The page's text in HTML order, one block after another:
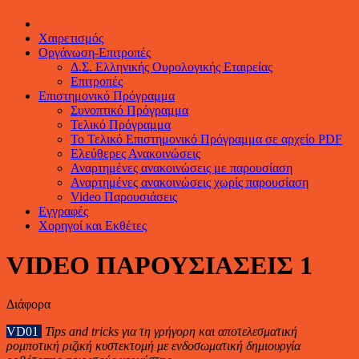
Χαιρετισμός
Οργάνωση-Επιτροπές
Δ.Σ. Ελληνικής Ουρολογικής Εταιρείας
Επιτροπές
Επιστημονικό Πρόγραμμα
Συνοπτικό Πρόγραμμα
Τελικό Πρόγραμμα
Το Τελικό Επιστημονικό Πρόγραμμα σε αρχείο PDF
Ελεύθερες Ανακοινώσεις
Αναρτημένες ανακοινώσεις με παρουσίαση
Αναρτημένες ανακοινώσεις χωρίς παρουσίαση
Video Παρουσιάσεις
Εγγραφές
Χορηγοί και Εκθέτες
VIDEO ΠΑΡΟΥΣΙΑΣΕΙΣ 1
Διάφορα
VD01
Tips and tricks για τη γρήγορη και αποτελεσματική
ρομποτική ριζική κυστεκτομή με ενδοσωματική δημιουργία